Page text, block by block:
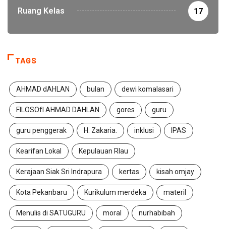
Ruang Kelas 17
TAGS
AHMAD dAHLAN bulan dewi komalasari
FILOSOfI AHMAD DAHLAN gores guru
guru penggerak H. Zakaria. inklusi IPAS
Kearifan Lokal Kepulauan RIau
Kerajaan Siak Sri Indrapura kertas kisah omjay
Kota Pekanbaru Kurikulum merdeka materil
Menulis di SATUGURU moral nurhabibah